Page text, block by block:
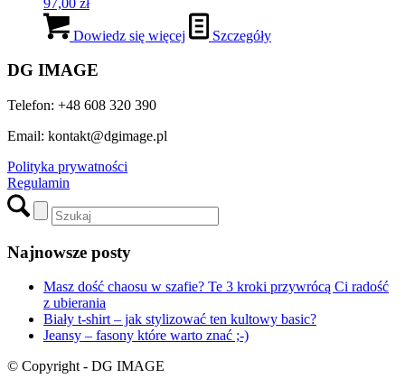
Dowiedz się więcej Szczegóły
DG IMAGE
Telefon: +48 608 320 390
Email: kontakt@dgimage.pl
Polityka prywatności
Regulamin
Najnowsze posty
Masz dość chaosu w szafie? Te 3 kroki przywrócą Ci radość
z ubierania
Biały t-shirt – jak stylizować ten kultowy basic?
Jeansy – fasony które warto znać ;-)
© Copyright - DG IMAGE